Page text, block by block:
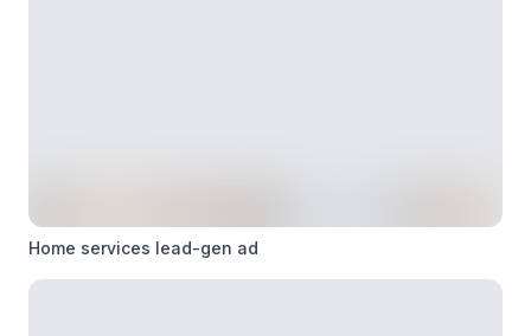
Home services lead-gen ad